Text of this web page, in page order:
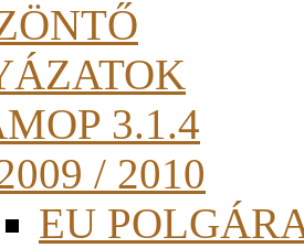
3.1.4
/ 2010
EU